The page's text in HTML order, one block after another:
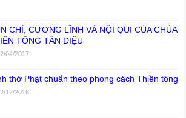
CHỈ, CƯƠNG LĨNH VÀ NỘI QUI CỦA CHÙA
TÔNG TÂN DIỆU
04/2017
thờ Phật chuẩn theo phong cách Thiền tông
12/2016